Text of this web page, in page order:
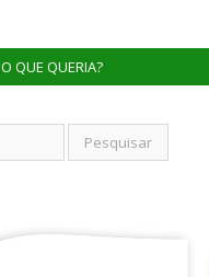
QUE QUERIA?